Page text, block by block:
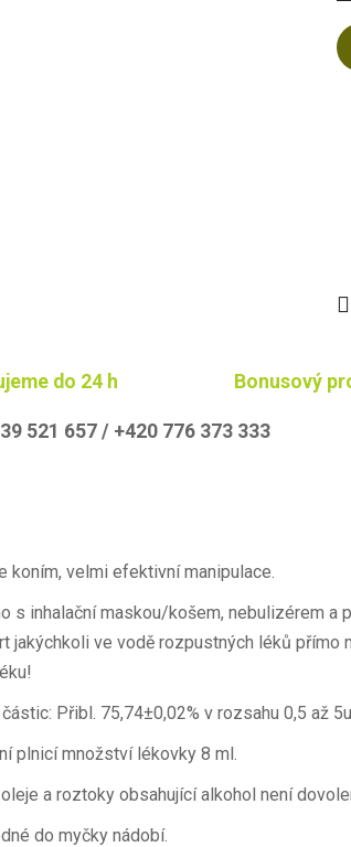
do 24 h Bonusový
521 657 / +420 776 373 333
koním, velmi efektivní manipulace.
s inhalační maskou/košem, nebulizérem a
jakýchkoli ve vodě rozpustných léků přímo
Přibl. 75,74±0,02% v rozsahu 0,5 až
plnicí množství lékovky 8 ml.
a roztoky obsahující alkohol není
do myčky nádobí.